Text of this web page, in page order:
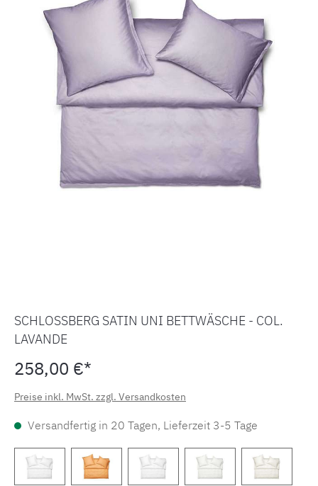
SCHLOSSBERG SATIN UNI BETTWÄSCHE - COL.
LAVANDE
258,00 €*
Preise inkl. MwSt. zzgl. Versandkosten
Versandfertig in 20 Tagen, Lieferzeit 3-5 Tage